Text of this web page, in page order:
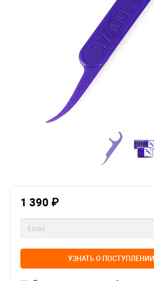
1 390 ₽
УЗНАТЬ О ПОСТУПЛЕНИИ